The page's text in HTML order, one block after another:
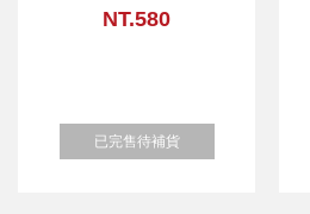
館)
NT.580
已完售待補貨